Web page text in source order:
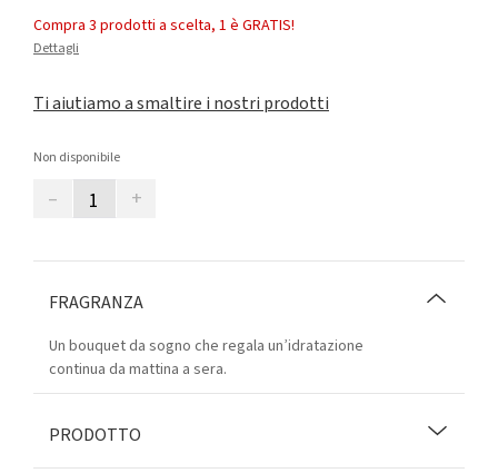
Compra 3 prodotti a scelta, 1 è GRATIS!
Dettagli
Ti aiutiamo a smaltire i nostri prodotti
Non disponibile
– +
FRAGRANZA
Un bouquet da sogno che regala un’idratazione
continua da mattina a sera.
PRODOTTO